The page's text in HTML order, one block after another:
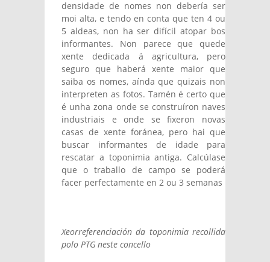
densidade de nomes non debería ser
moi alta, e tendo en conta que ten 4 ou
5 aldeas, non ha ser difícil atopar bos
informantes. Non parece que quede
xente dedicada á agricultura, pero
seguro que haberá xente maior que
saiba os nomes, aínda que quizais non
interpreten as fotos. Tamén é certo que
é unha zona onde se construíron naves
industriais e onde se fixeron novas
casas de xente foránea, pero hai que
buscar informantes de idade para
rescatar a toponimia antiga. Calcúlase
que o traballo de campo se poderá
facer perfectamente en 2 ou 3 semanas
Xeorreferenciación da toponimia recollida
polo PTG neste concello